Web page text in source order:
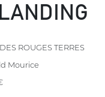
ROUGES TERRES
Mourice